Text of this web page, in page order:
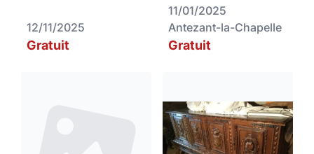
12/11/2025
Gratuit
11/01/2025
Antezant-la-Chapelle
Gratuit